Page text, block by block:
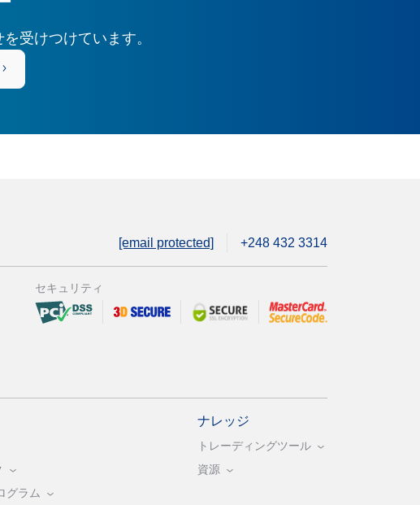
受けつけています。
[email protected] +248 432 3314
セキュリティ
グラム
ナレッジ
トレーディングツール
資源